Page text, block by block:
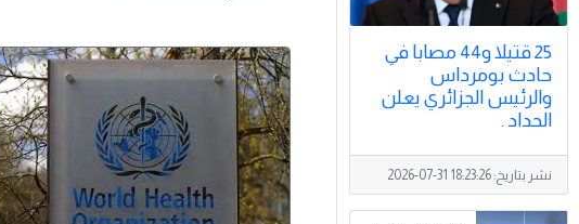
25 قتيلا و44 مصابا في
حادث بومرداس
والرئيس الجزائري يعلن
الحداد .
نشر بتاريخ:2026-07-31 18:23:26